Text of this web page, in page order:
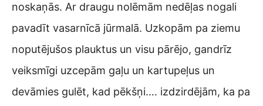
noskaņās. Ar draugu nolēmām nedēļas nogali
pavadīt vasarnīcā jūrmalā. Uzkopām pa ziemu
noputējušos plauktus un visu pārējo, gandrīz
veiksmīgi uzcepām gaļu un kartupeļus un
devāmies gulēt, kad pēkšņi…. izdzirdējām, ka pa